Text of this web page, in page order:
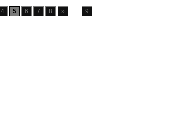
4 5 6 7 8 » ... 9